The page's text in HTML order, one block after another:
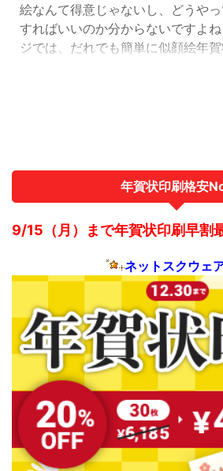
絵なんて得意じゃないし、どうや
すればいいのか分からないですよ
ジでは、だれでも簡単に似顔絵年
年賀状印刷格安
9/15（月）まで年賀状印刷早割
ネットスクウェ